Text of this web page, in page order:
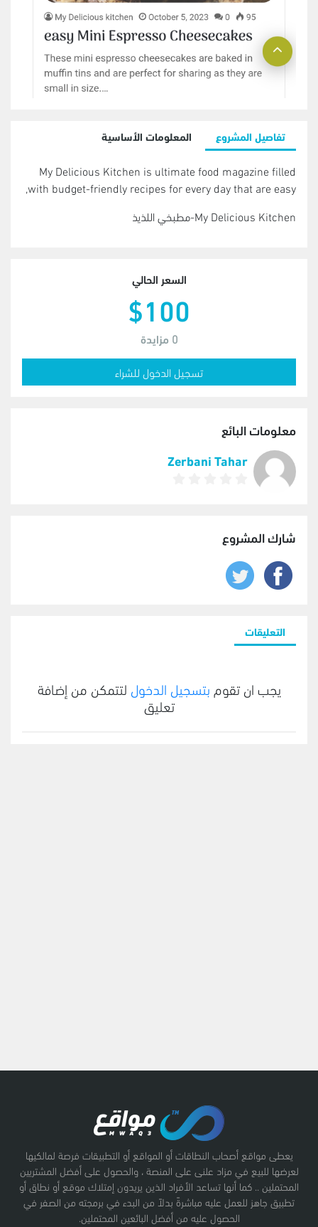
تفاصيل المشروع المعلومات الأساسية
My Delicious Kitchen is ultimate food magazine filled
with budget-friendly recipes for every day that are easy,
My Delicious Kitchen-مطبخي اللذيذ
السعر الحالي
$100
0 مزايدة
تسجيل الدخول للشراء
معلومات البائع
Zerbani Tahar
شارك المشروع
التعليقات
يجب ان تقوم بتسجيل الدخول لتتمكن من إضافة
تعليق
يعطى مواقع أصحاب النطاقات أو المواقع أو التطبيقات فرصة لمالكيها
لعرضها للبيع في مزاد علنى على المنصة ، والحصول على أفضل المشتريين
المحتملين .. كما أنها تساعد الأفراد الذين يريدون إمتلاك موقع أو نطاق أو
تطبيق جاهز للعمل عليه مباشرةً بدلاً من البدء في برمجته من الصفر في
الحصول عليه من أفضل البائعين المحتملين.